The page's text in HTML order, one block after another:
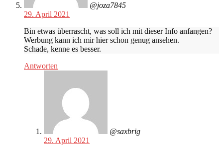
@joza7845
29. April 2021
Bin etwas überrascht, was soll ich mit dieser Info anfangen?
Werbung kann ich mir hier schon genug ansehen.
Schade, kenne es besser.
Antworten
@saxbrig
29. April 2021